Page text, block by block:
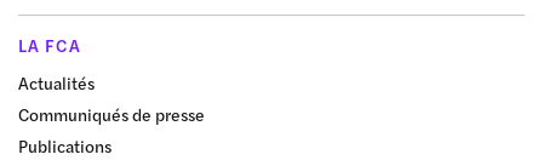
LA FCA
Actualités
Communiqués de presse
Publications